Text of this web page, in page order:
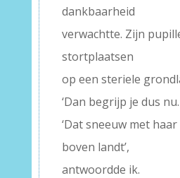
dankbaarheid
verwachtte. Zijn
stortplaatsen
op een steriele
‘Dan begrijp je dus
‘Dat sneeuw met
boven landt’,
antwoordde ik.